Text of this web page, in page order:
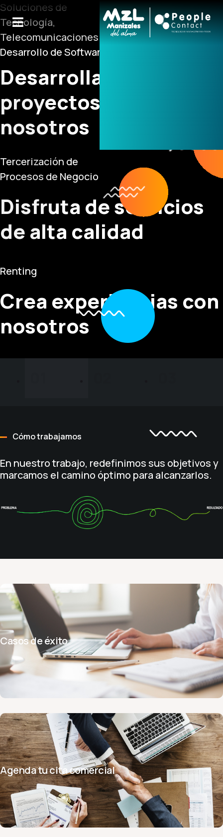
Soluciones de
Tecnología,
Telecomunicaciones y
Desarrollo de Software
Desarrolla tus
proyectos con
nosotros
Tercerización de
Procesos de Negocio
Disfruta de servicios
de alta calidad
Renting
Crea experiencias con
nosotros
Cómo trabajamos
En nuestro trabajo, redefinimos sus objetivos y
marcamos el camino óptimo para alcanzarlos.
Casos de éxito
Agenda tu cita comercial